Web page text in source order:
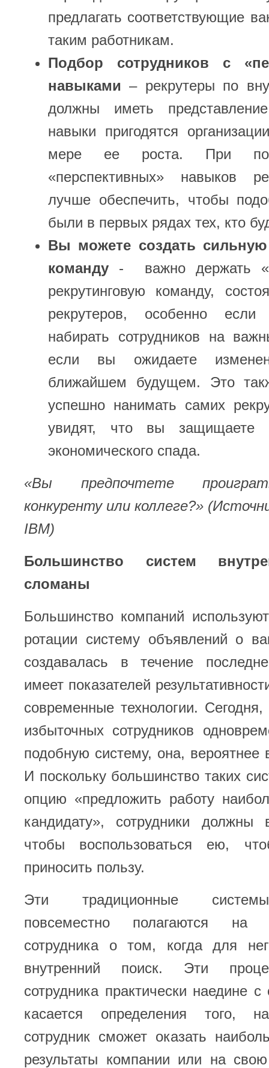
предлагать соответствующие
таким работникам.
Подбор сотрудников с
навыками – рекрутеры по
должны иметь
навыки пригодятся
мере ее роста. При
«перспективных» навыков
лучше обеспечить, чтобы
были в первых рядах тех, кто
Вы можете создать сильную
команду - важно держать
рекрутинговую команду,
рекрутеров, особенно
набирать сотрудников на
если вы ожидаете
ближайшем будущем. Это
успешно нанимать самих
увидят, что вы защищаете
экономического спада.
«Вы предпочтете
конкуренту или коллеге?»
IBM)
Большинство систем
сломаны
Большинство компаний
ротации систему объявлений о
создавалась в течение
имеет показателей
современные технологии.
избыточных сотрудников
подобную систему, она, вероятнее
И поскольку большинство таких
опцию «предложить работу
кандидату», сотрудники должны
чтобы воспользоваться ею,
приносить пользу.
Эти традиционные
повсеместно полагаются на
сотрудника о том, когда для
внутренний поиск. Эти
сотрудника практически наедине
касается определения того,
сотрудник сможет оказать
результаты компании или на